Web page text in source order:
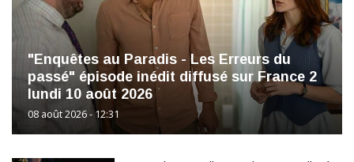
"Enquêtes au Paradis - Les Erreurs du
passé" épisode inédit diffusé sur France 2
lundi 10 août 2026
08 août 2026 - 12:31